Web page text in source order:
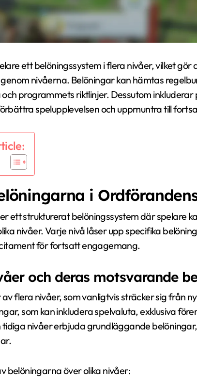
ett belöningssystem i flera nivåer, vilket gör
nivåerna. Belöningar kan hämtas
programmets riktlinjer. Dessutom
spelupplevelsen och uppmuntra till
i
ett strukturerat belöningssystem där spelare
nivåer. Varje nivå låser upp specifika
för fortsatt engagemang.
och deras motsvarande
flera nivåer, som vanligtvis sträcker sig från
som kan inkludera spelvaluta, exklusiva
nivåer erbjuda grundläggande
belöningarna över olika nivåer: